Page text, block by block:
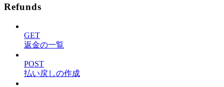
Refunds
GET
返金の一覧
POST
払い戻しの作成